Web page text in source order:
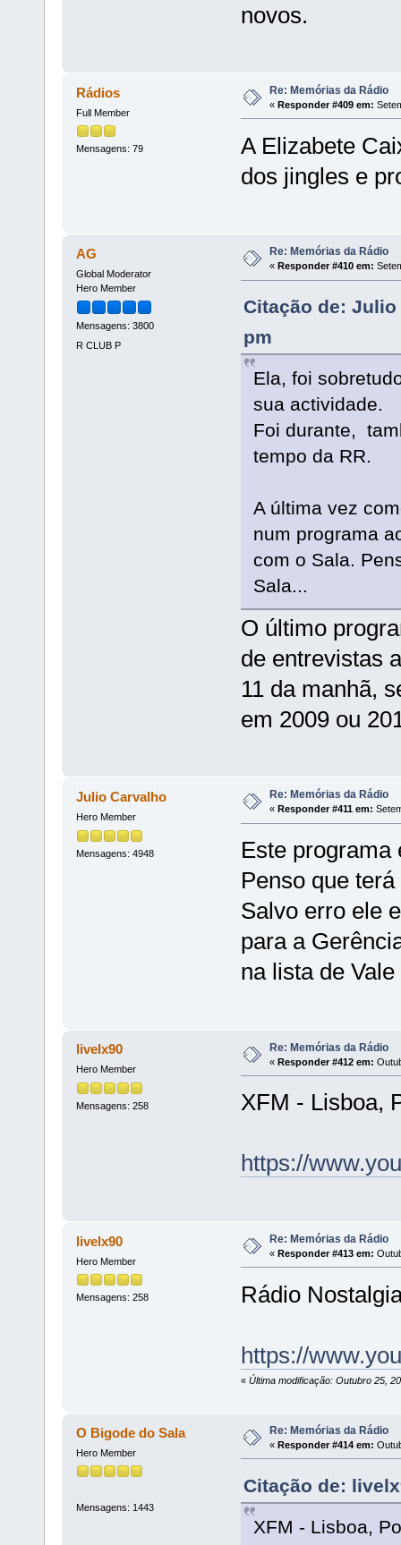
novos.
Rádios
Full Member
Mensagens: 79
Re: Memórias da Rádio
« Responder #409 em:
A Elizabete
dos jingles e
AG
Global Moderator
Hero Member
Mensagens: 3800
R CLUB P
Re: Memórias da Rádio
« Responder #410 em:
Citação de: Julio
pm
Ela, foi
sua actividade.
Foi durante,
tempo da RR.
A última vez
num programa
com o Sala.
Sala...
O último
de entrevistas
11 da manhã,
em 2009 ou
Julio Carvalho
Hero Member
Mensagens: 4948
Re: Memórias da Rádio
« Responder #411 em:
Este
Penso que
Salvo erro ele
para a
na lista de
livelx90
Hero Member
Mensagens: 258
Re: Memórias da Rádio
« Responder #412 em:
XFM - Lisboa,
https://
livelx90
Hero Member
Mensagens: 258
Re: Memórias da Rádio
« Responder #413 em:
Rádio
https://
« Última modificação: Outubro 25,
O Bigode do Sala
Hero Member
Mensagens: 1443
Re: Memórias da Rádio
« Responder #414 em:
Citação de:
XFM - Lisboa,